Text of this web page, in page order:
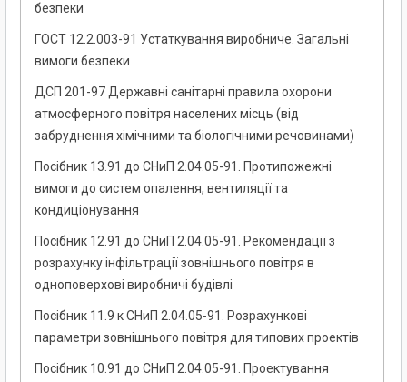
безпеки
ГОСТ 12.2.003-91 Устаткування виробниче. Загальні
вимоги безпеки
ДСП 201-97 Державні санітарні правила охорони
атмосферного повітря населених місць (від
забруднення хімічними та біологічними речовинами)
Посібник 13.91 до СНиП 2.04.05-91. Протипожежні
вимоги до систем опалення, вентиляції та
кондиціонування
Посібник 12.91 до СНиП 2.04.05-91. Рекомендації з
розрахунку інфільтрації зовнішнього повітря в
одноповерхові виробничі будівлі
Посібник 11.9 к СНиП 2.04.05-91. Розрахункові
параметри зовнішнього повітря для типових проектів
Посібник 10.91 до СНиП 2.04.05-91. Проектування